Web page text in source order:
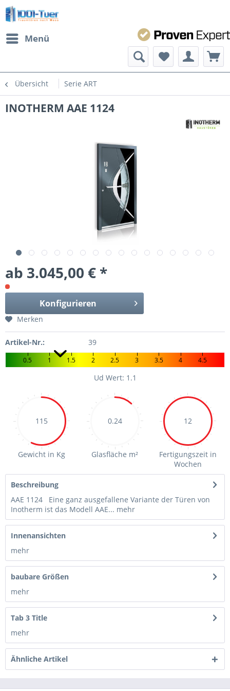
Menü
Übersicht Serie ART
INOTHERM AAE 1124
ab 3.045,00 € *
Konfigurieren
Merken
Artikel-Nr.: 39
0.5 1 1.5 2 2.5 3 3.5 4 4.5
Ud Wert: 1.1
115
Gewicht in Kg
0.24
Glasfläche m²
12
Fertigungszeit in
Wochen
Beschreibung
AAE 1124 Eine ganz ausgefallene Variante der Türen von
Inotherm ist das Modell AAE... mehr
Innenansichten
mehr
baubare Größen
mehr
Tab 3 Title
mehr
Ähnliche Artikel